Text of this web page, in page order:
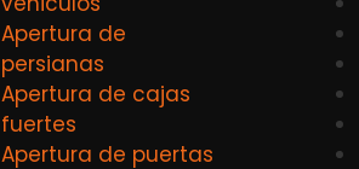
Apertura de
persianas
Apertura de cajas
fuertes
Apertura de puertas